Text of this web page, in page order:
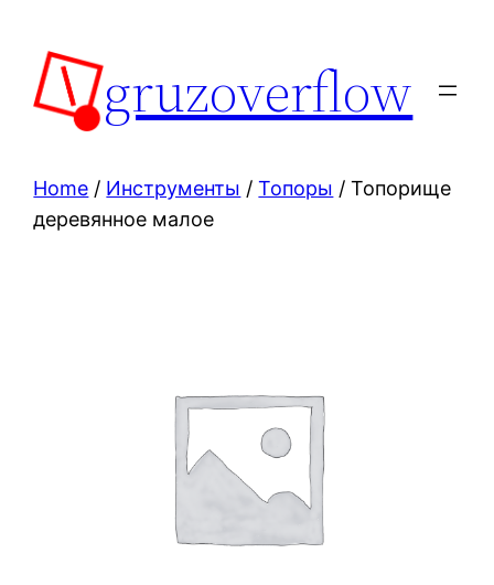
content
gruzoverflow
Home / Инструменты /Топоры / Топорище
деревянное малое